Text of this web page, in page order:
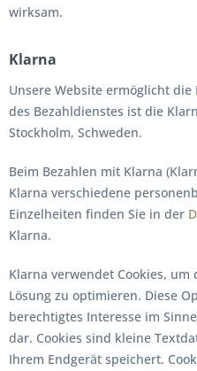
wirksam.
Klarna
Unsere Website ermöglicht
des Bezahldienstes ist die
Stockholm, Schweden.
Beim Bezahlen mit Klarna
Klarna verschiedene
Einzelheiten finden Sie in der
Klarna.
Klarna verwendet Cookies,
Lösung zu optimieren. Diese
berechtigtes Interesse im
dar. Cookies sind kleine
Ihrem Endgerät speichert.